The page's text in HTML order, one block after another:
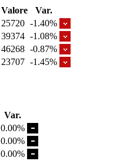
Valore
Var.
25720 -1.40%
39374 -1.08%
46268 -0.87%
23707 -1.45%
Var.
0.00%
0.00%
0.00%